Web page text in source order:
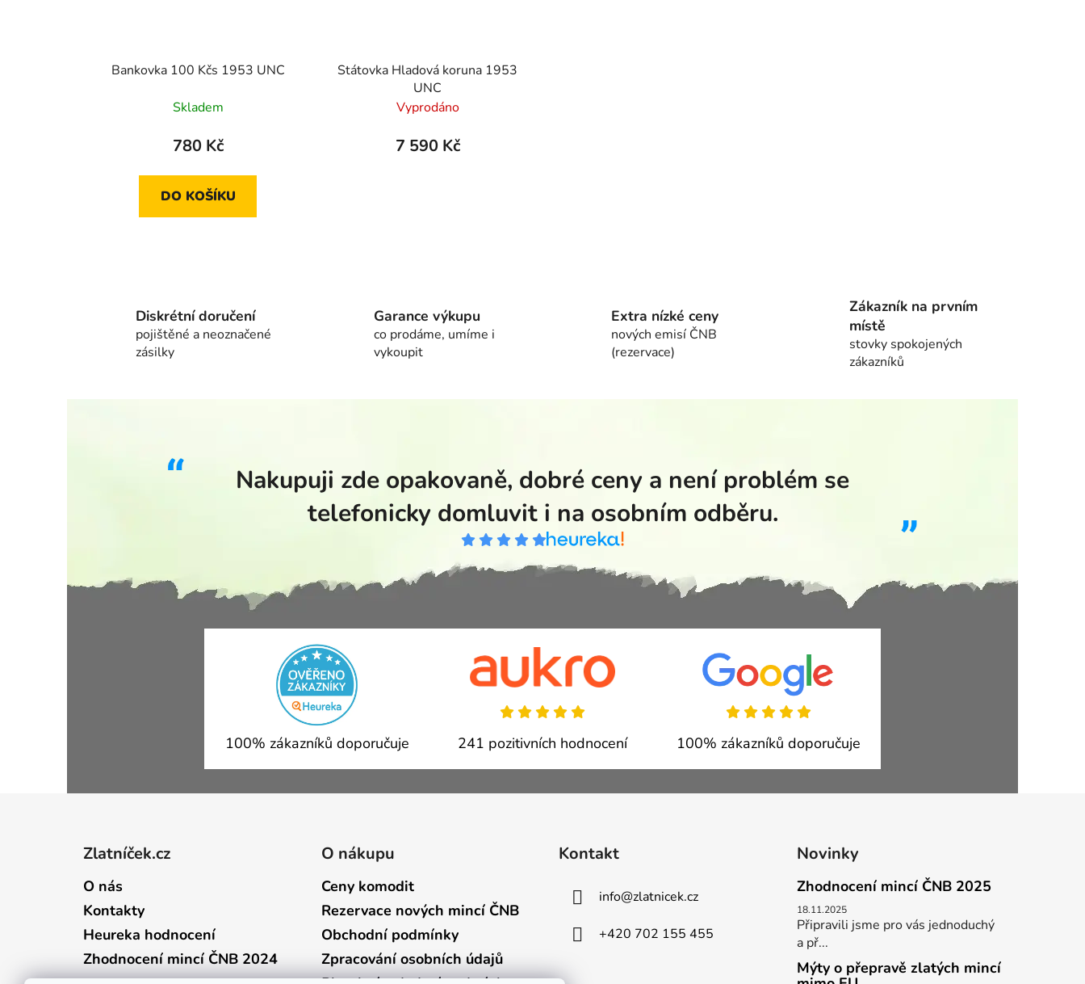
Bankovka 100 Kčs 1953 UNC
Skladem
780 Kč
DO KOŠÍKU
Státovka Hladová koruna 1953
UNC
Vyprodáno
7 590 Kč
Diskrétní doručení
pojištěné a neoznačené
zásilky
Garance výkupu
co prodáme, umíme i
vykoupit
Extra nízké ceny
nových emisí ČNB
(rezervace)
Zákazník na prvním
místě
stovky spokojených
zákazníků
Nakupuji zde opakovaně, dobré ceny a není problém se
telefonicky domluvit i na osobním odběru.
100% zákazníků doporučuje 241 pozitivních hodnocení 100% zákazníků doporučuje
Zlatníček.cz
O nás
Kontakty
Heureka hodnocení
Zhodnocení mincí ČNB 2024
O nákupu
Ceny komodit
Rezervace nových mincí ČNB
Obchodní podmínky
Zpracování osobních údajů
Kontakt
info@zlatnicek.cz
+420 702 155 455
Novinky
Zhodnocení mincí ČNB 2025
18.11.2025
Připravili jsme pro vás jednoduchý
a př...
Mýty o přepravě zlatých mincí